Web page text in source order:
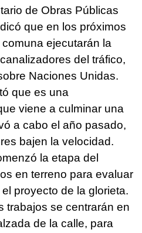
de Obras Públicas
que en los próximos
ejecutarán la
del tráfico,
Naciones Unidas.
que es una
viene a culminar una
a cabo el año pasado,
bajen la velocidad.
la etapa del
en terreno para evaluar
proyecto de la glorieta.
trabajos se centrarán en
de la calle, para